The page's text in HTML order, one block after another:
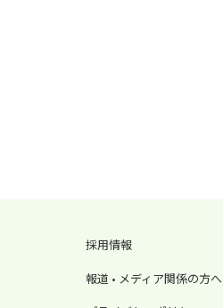
採用情報
報道 • メディア関係の方へ